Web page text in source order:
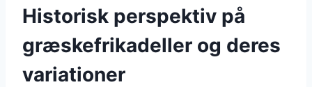
Historisk perspektiv på
græskefrikadeller og deres
variationer